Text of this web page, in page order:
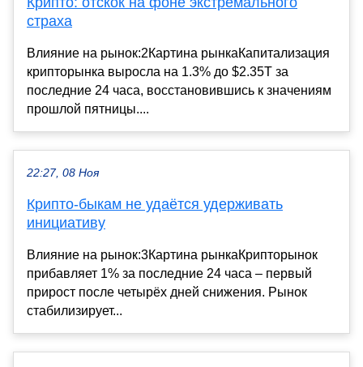
страха
Влияние на рынок:2Картина рынкаКапитализация
крипторынка выросла на 1.3% до $2.35T за
последние 24 часа, восстановившись к значениям
прошлой пятницы....
22:27, 08 Ноя
Крипто-быкам не удаётся удерживать
инициативу
Влияние на рынок:3Картина рынкаКрипторынок
прибавляет 1% за последние 24 часа – первый
прирост после четырёх дней снижения. Рынок
стабилизирует...